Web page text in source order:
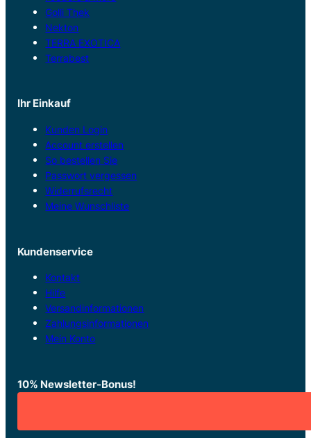
Golli Thek
Nekton
TERRA EXOTICA
Terrabest
Ihr Einkauf
Kunden Login
Account erstellen
So bestellen Sie
Passwort vergessen
Widerrufsrecht
Meine Wunschliste
Kundenservice
Kontakt
Hilfe
Versandinformationen
Zahlungsinformationen
Mein Konto
10% Newsletter-Bonus!